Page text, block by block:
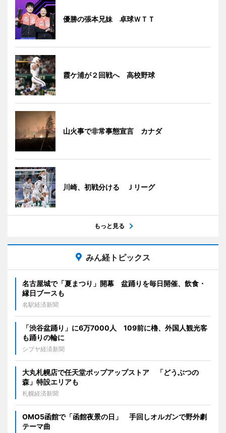
優勝の張本兄妹 卓球ＷＴＴ
霞ケ浦が２回戦へ 高校野球
山火事で非常事態宣言 カナダ
川崎、初戦分ける Ｊリーグ
もっと見る
みん経トピックス
名古屋城で「夏まつり」開幕 盆踊りを毎日開催、飲食・
縁日ブースも
名駅経済新聞
「渋谷盆踊り」に6万7000人 109前に櫓、外国人観光客
も踊りの輪に
シブヤ経済新聞
大丸札幌店で任天堂ポップアップストア 「どうぶつの
森」特設エリアも
札幌経済新聞
OMO5函館で「函館夜景の日」 手回しオルガンで野外劇
テーマ曲